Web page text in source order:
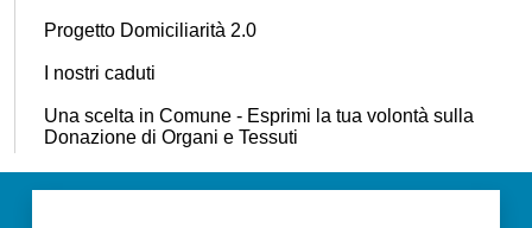
Progetto Domiciliarità 2.0
I nostri caduti
Una scelta in Comune - Esprimi la tua volontà sulla
Donazione di Organi e Tessuti